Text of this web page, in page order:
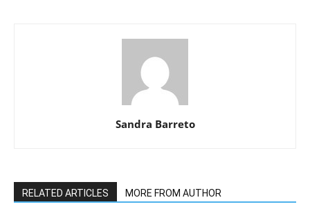
Sandra Barreto
RELATED ARTICLES MORE FROM AUTHOR